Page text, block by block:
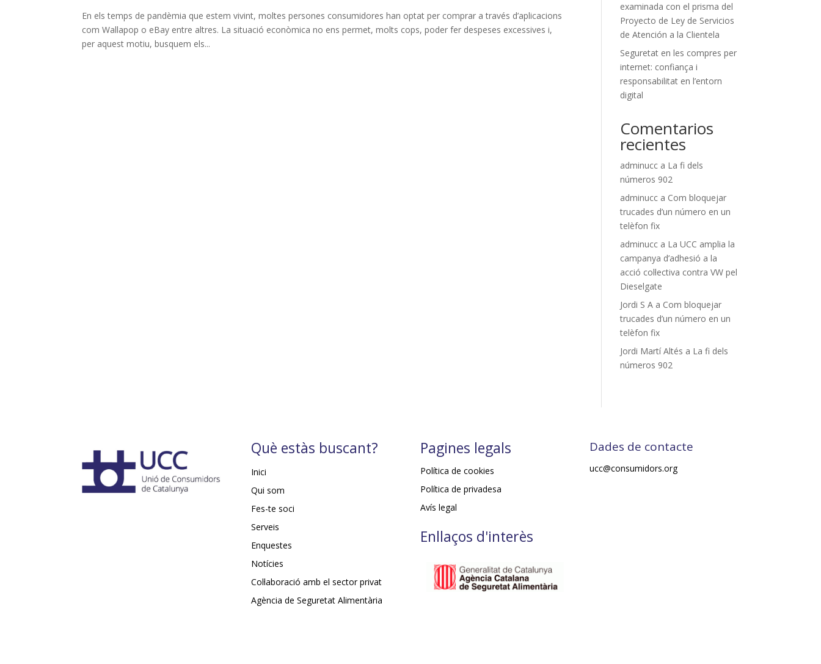
En els temps de pandèmia que estem vivint, moltes persones consumidores han optat per comprar a través d’aplicacions
com Wallapop o eBay entre altres. La situació econòmica no ens permet, molts cops, poder fer despeses excessives i,
per aquest motiu, busquem els...
examinada con el prisma del
Proyecto de Ley de Servicios
de Atención a la Clientela
Seguretat en les compres per
internet: confiança i
responsabilitat en l’entorn
digital
Comentarios
recientes
adminucc a La fi dels
números 902
adminucc a Com bloquejar
trucades d’un número en un
telèfon fix
adminucc a La UCC amplia la
campanya d’adhesió a la
acció col·lectiva contra VW pel
Dieselgate
Jordi S A a Com bloquejar
trucades d’un número en un
telèfon fix
Jordi Martí Altés a La fi dels
números 902
Què estàs buscant?
Inici
Qui som
Fes-te soci
Serveis
Enquestes
Notícies
Col·laboració amb el sector privat
Agència de Seguretat Alimentària
Pagines legals
Política de cookies
Política de privadesa
Avís legal
Enllaços d'interès
Dades de contacte
ucc@consumidors.org